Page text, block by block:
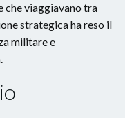
che viaggiavano tra
strategica ha reso il
militare e